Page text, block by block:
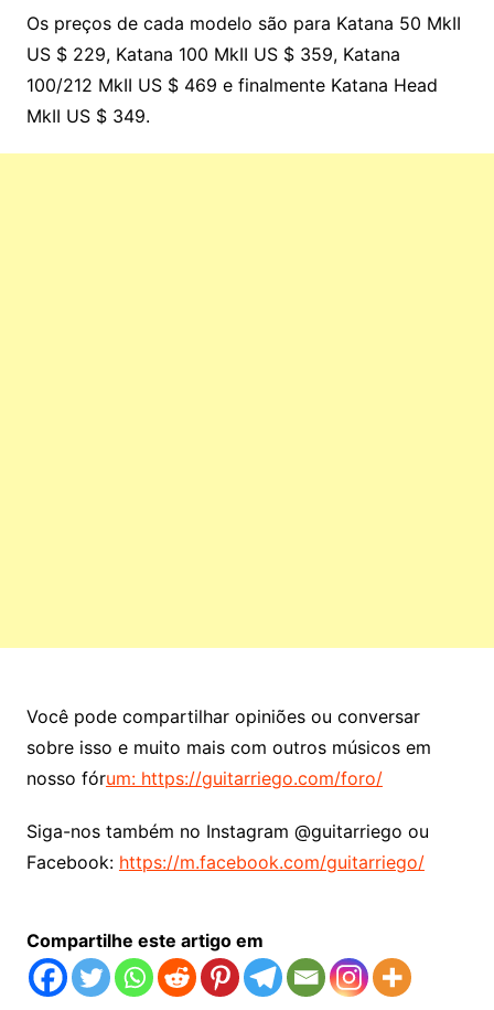
Os preços de cada modelo são para Katana 50 MkII
US $ 229, Katana 100 MkII US $ 359, Katana
100/212 MkII US $ 469 e finalmente Katana Head
MkII US $ 349.
Você pode compartilhar opiniões ou conversar
sobre isso e muito mais com outros músicos em
nosso fórum: https://guitarriego.com/foro/
Siga-nos também no Instagram @guitarriego ou
Facebook: https://m.facebook.com/guitarriego/
Compartilhe este artigo em